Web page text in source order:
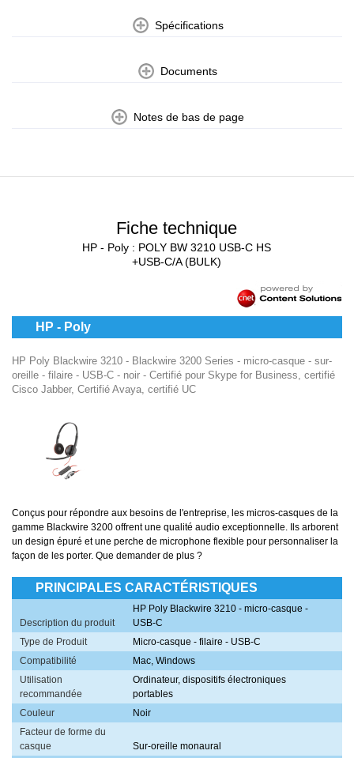
Spécifications
Documents
Notes de bas de page
Fiche technique
HP - Poly : POLY BW 3210 USB-C HS
+USB-C/A (BULK)
HP - Poly
HP Poly Blackwire 3210 - Blackwire 3200 Series - micro-casque - sur-
oreille - filaire - USB-C - noir - Certifié pour Skype for Business, certifié
Cisco Jabber, Certifié Avaya, certifié UC
Conçus pour répondre aux besoins de l'entreprise, les micros-casques de la
gamme Blackwire 3200 offrent une qualité audio exceptionnelle. Ils arborent
un design épuré et une perche de microphone flexible pour personnaliser la
façon de les porter. Que demander de plus ?
PRINCIPALES CARACTÉRISTIQUES
Description du produit
HP Poly Blackwire 3210 - micro-casque -
USB-C
Type de Produit
Micro-casque - filaire - USB-C
Compatibilité
Mac, Windows
Utilisation
recommandée
Ordinateur, dispositifs électroniques
portables
Couleur
Noir
Facteur de forme du
casque
Sur-oreille monaural